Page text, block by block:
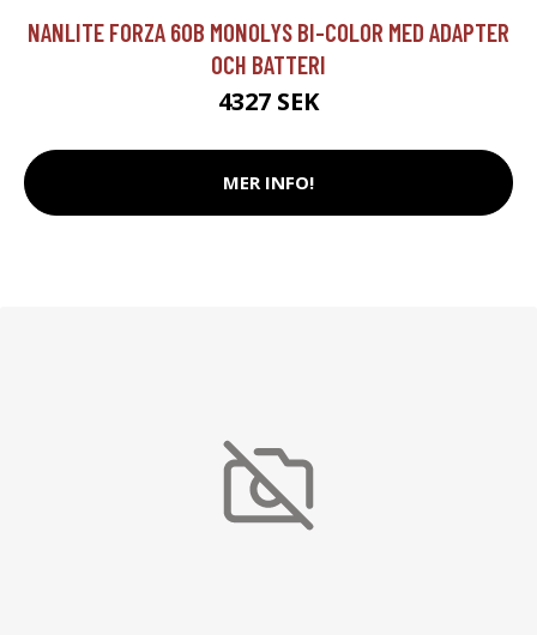
NANLITE FORZA 60B MONOLYS BI-COLOR MED ADAPTER
OCH BATTERI
4327 SEK
MER INFO!